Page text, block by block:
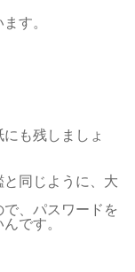
す。
も残しましょ
同じように、大
、パスワードを
です。